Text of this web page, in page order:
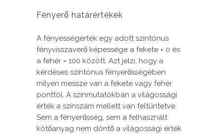
Fényerő határértékek
A fényességérték egy adott színtónus
fényvisszaverő képessége a fekete = 0 és
a fehér = 100 között. Azt jelzi, hogy a
kérdéses színtónus fényerősségében
milyen messze van a fekete vagy fehér
ponttól. A színmutatókban a világossági
érték a színszám mellett van feltüntetve.
Sem a fényerősség, sem a felhasznált
kötőanyag nem döntő a világossági érték